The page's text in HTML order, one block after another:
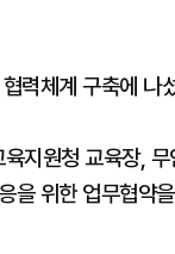
력체계 구축에 나
지원청 교육장,
을 위한 업무협약